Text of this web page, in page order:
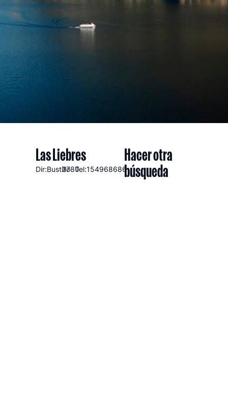
Las Liebres
Dir:Bustillo3780Tel:154968686
Hacer otra
búsqueda